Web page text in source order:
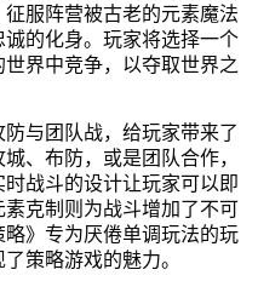
服阵营被古老的元素魔法
的化身。玩家将选择一个
界中竞争，以夺取世界之
与团队战，给玩家带来了
、布防，或是团队合作，
战斗的设计让玩家可以即
克制则为战斗增加了不可
》专为厌倦单调玩法的玩
策略游戏的魅力。